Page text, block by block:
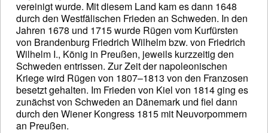
vereinigt wurde. Mit diesem Land kam es dann 1648
durch den Westfälischen Frieden an Schweden. In den
Jahren 1678 und 1715 wurde Rügen vom Kurfürsten
von Brandenburg Friedrich Wilhelm bzw. von Friedrich
Wilhelm I., König in Preußen, jeweils kurzzeitig den
Schweden entrissen. Zur Zeit der napoleonischen
Kriege wird Rügen von 1807–1813 von den Franzosen
besetzt gehalten. Im Frieden von Kiel von 1814 ging es
zunächst von Schweden an Dänemark und fiel dann
durch den Wiener Kongress 1815 mit Neuvorpommern
an Preußen.